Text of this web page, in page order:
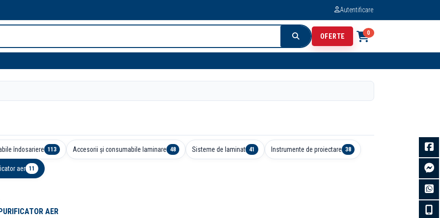
Autentificare
OFERTE 0
îndosariere 113 Accesorii și consumabile laminare 48 Sisteme de laminat 41 Instrumente de proiectare 38
aer 11
AER